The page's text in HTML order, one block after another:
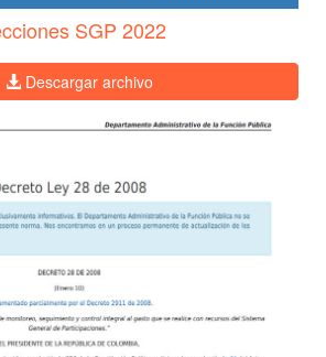
SGP 2022
Descargar archivo